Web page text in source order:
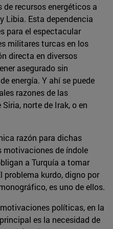
recursos energéticos a
Libia. Esta dependencia
para el espectacular
militares turcas en los
directa en diversos
asegurado sin
energía. Y ahí se puede
razones de las
norte de Irak, o en
razón para dichas
motivaciones de índole
a Turquía a tomar
problema kurdo, digno por
es uno de ellos.
políticas, en la
es la necesidad de